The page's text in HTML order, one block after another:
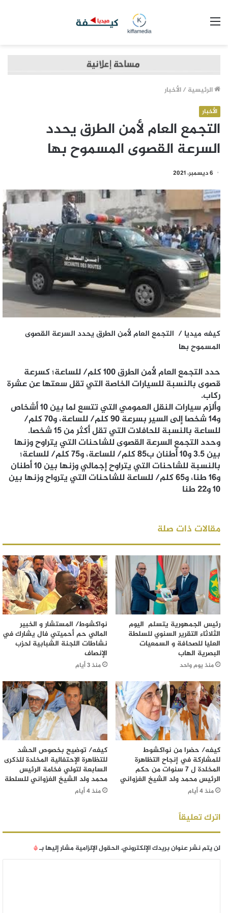
الرئيسية /الأخبار
الأخبار
التجمع العام لأمن الطرق يحدد
السرعة القصوى المسموح بها
6 ديسمبر، 2021
كيفه ميديا / التجمع العام لأمن الطرق يحدد السرعة القصوى
المسموح بها
حدد التجمع العام لأمن الطرق 100 كلم/ للساعة؛ كسرعة
قصوى بالنسبة للسيارات الخاصة التي تقل سعتها عن عشرة
ركاب.
وألزم سيارات النقل العمومي التي تتسع لما بين 10 أشخاص
و14 شخصا إلى السير بسرعة 90 كلم/ للساعة، و70 كلم/
للساعة بالنسبة للحافلات التي تقل أكثر من 15 شخصا.
وحدد التجمع السرعة القصوى للشاحنات التي يتراوح وزنها
بين 3.5 و10 أطنان ب85 كلم/ للساعة، و75 كلم/ للساعة؛
بالنسبة للشاحنات التي يتراوح إجمالي وزنها بين 10 أطنان
و16 طنا، و65 كلم/ للساعة للشاحنات التي يترواح وزنها بين
10 و22 طنا
مقالات ذات صلة
رئيس الجمهورية يتسلم اليوم
الثلاثاء التقرير السنوي للسلطة
العليا للصحافة و السمعيات
البصرية الهاب
منذ يوم واحد
نواكشوط/ المستشار و الخبير
المالي حم أحميتي فال يشارك في
نشاطات اللجنة الشبابية لحزب
الإنصاف
منذ 3 أيام
كيفه/ حضرا من نواكشوط
للمشاركة في إنجاح التظاهرة
المخلدة ل 7 سنوات من حكم
الرئيس محمد ولد الشيخ الغزواني
منذ 4 أيام
كيفه/ توضيح بخصوص الحشد
للتظاهرة الإحتفالية المخلدة للذكرى
السابعة لتولي فخامة الرئيس
محمد ولد الشيخ الغزواني للسلطة
منذ 4 أيام
اترك تعليقاً
لن يتم نشر عنوان بريدك الإلكتروني.الحقول الإلزامية مشار إليها بـ*